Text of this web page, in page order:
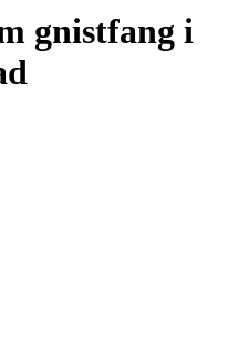
gnistfang i